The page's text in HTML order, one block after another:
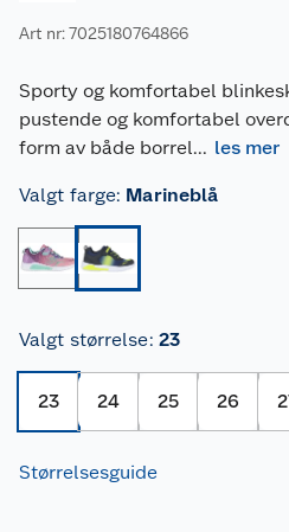
Art nr: 7025180764866
Sporty og komfortabel
pustende og komfortabel
form av både borrel... les mer
Valgt farge: Marineblå
Valgt størrelse: 23
23 24 25 26
Størrelsesguide